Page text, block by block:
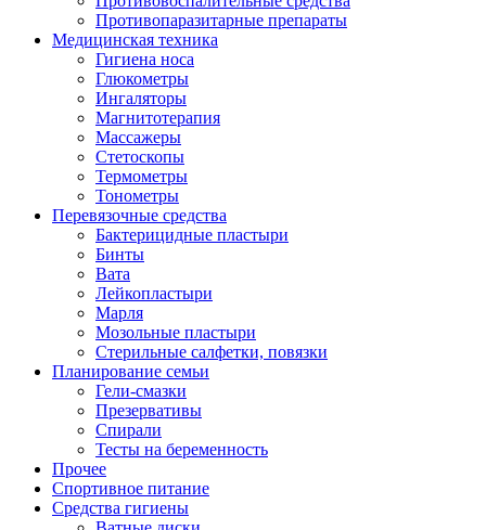
Противопаразитарные препараты
Медицинская техника
Гигиена носа
Глюкометры
Ингаляторы
Магнитотерапия
Массажеры
Стетоскопы
Термометры
Тонометры
Перевязочные средства
Бактерицидные пластыри
Бинты
Вата
Лейкопластыри
Марля
Мозольные пластыри
Стерильные салфетки, повязки
Планирование семьи
Гели-смазки
Презервативы
Спирали
Тесты на беременность
Прочее
Спортивное питание
Средства гигиены